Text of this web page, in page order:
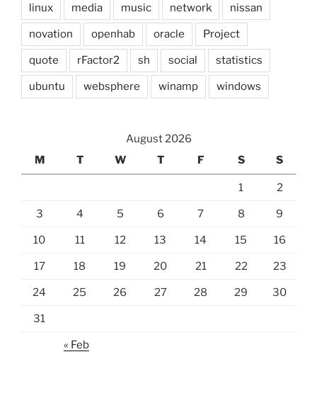
linux media music network nissan
novation openhab oracle Project
quote rFactor2 sh social statistics
ubuntu websphere winamp windows
August 2026
M
T W T F S S
1 2
3 4 5 6 7 8 9
10 11 12 13 14 15 16
17 18 19 20 21 22 23
24 25 26 27 28 29 30
31
« Feb